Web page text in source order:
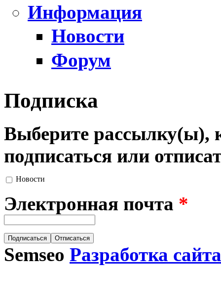
Информация
Новости
Форум
Подписка
Выберите рассылку(ы),
подписаться или
Новости
Электронная почта *
Semseo Разработка сайта